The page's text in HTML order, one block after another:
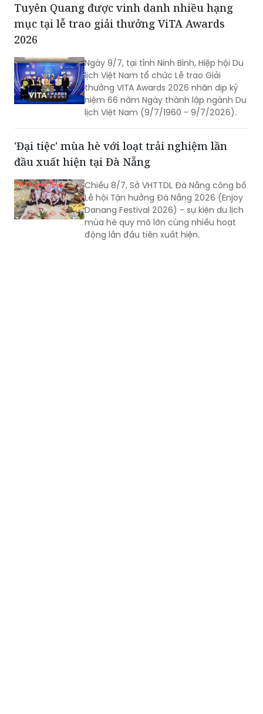
miền sơn cước.
Tuyên Quang được vinh danh nhiều hạng
mục tại lễ trao giải thưởng ViTA Awards
2026
Ngày 9/7, tại tỉnh Ninh Bình, Hiệp hội Du
lịch Việt Nam tổ chức Lễ trao Giải
thưởng VITA Awards 2026 nhân dịp kỷ
niệm 66 năm Ngày thành lập ngành Du
lịch Việt Nam (9/7/1960 - 9/7/2026).
'Đại tiệc' mùa hè với loạt trải nghiệm lần
đầu xuất hiện tại Đà Nẵng
Chiều 8/7, Sở VHTTDL Đà Nẵng công bố
Lễ hội Tận hưởng Đà Nẵng 2026 (Enjoy
Danang Festival 2026) - sự kiện du lịch
mùa hè quy mô lớn cùng nhiều hoạt
động lần đầu tiên xuất hiện.